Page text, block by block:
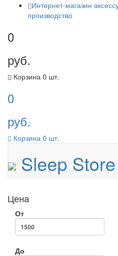
Интернет-магазин
производство
0
руб.
Корзина 0 шт.
0
руб.
Корзина 0 шт.
Sleep Store
Цена
От
До